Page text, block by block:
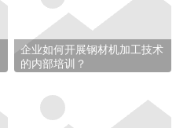
企业如何开展钢材机加工技术
的内部培训？